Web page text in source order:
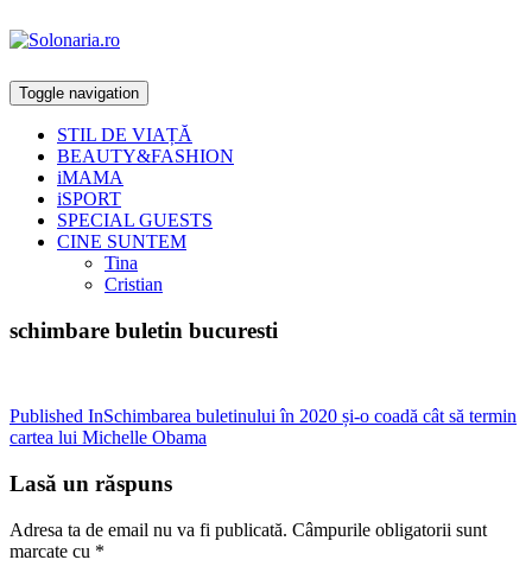
Toggle navigation
STIL DE VIAȚĂ
BEAUTY&FASHION
iMAMA
iSPORT
SPECIAL GUESTS
CINE SUNTEM
Tina
Cristian
schimbare buletin bucuresti
Post
navigation
Published InSchimbarea buletinului în 2020 și-o coadă cât să termin
cartea lui Michelle Obama
Lasă un răspuns
Adresa ta de email nu va fi publicată. Câmpurile obligatorii sunt
marcate cu *